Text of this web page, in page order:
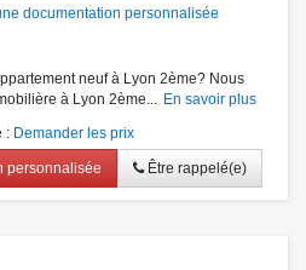
documentation personnalisée
neuf à Lyon 2ème? Nous
à Lyon 2ème... En savoir plus
: Demander les prix
personnalisée Être rappelé(e)